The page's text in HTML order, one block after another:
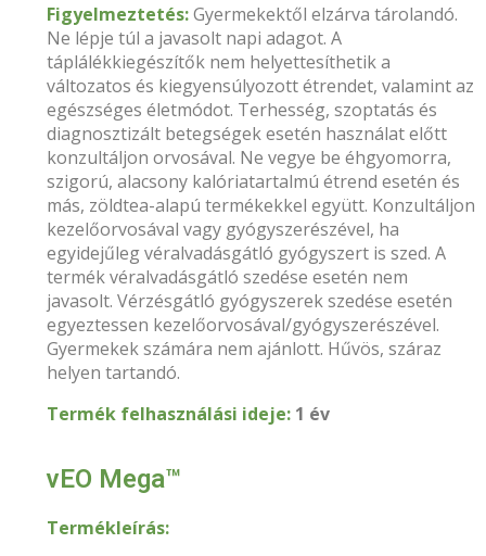
Figyelmeztetés:Gyermekektől elzárva tárolandó.
Ne lépje túl a javasolt napi adagot. A
táplálékkiegészítők nem helyettesíthetik a
változatos és kiegyensúlyozott étrendet, valamint az
egészséges életmódot. Terhesség, szoptatás és
diagnosztizált betegségek esetén használat előtt
konzultáljon orvosával. Ne vegye be éhgyomorra,
szigorú, alacsony kalóriatartalmú étrend esetén és
más, zöldtea-alapú termékekkel együtt. Konzultáljon
kezelőorvosával vagy gyógyszerészével, ha
egyidejűleg véralvadásgátló gyógyszert is szed. A
termék véralvadásgátló szedése esetén nem
javasolt. Vérzésgátló gyógyszerek szedése esetén
egyeztessen kezelőorvosával/gyógyszerészével.
Gyermekek számára nem ajánlott. Hűvös, száraz
helyen tartandó.
Termék felhasználási ideje:1 év
vEO Mega™
Termékleírás: